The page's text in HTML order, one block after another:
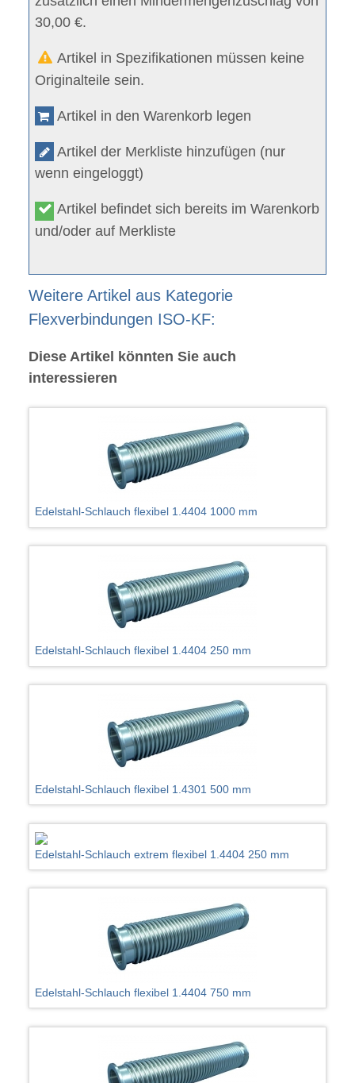
30,00 €.
Artikel in Spezifikationen müssen keine
Originalteile sein.
Artikel in den Warenkorb legen
Artikel der Merkliste hinzufügen (nur
wenn eingeloggt)
Artikel befindet sich bereits im Warenkorb
und/oder auf Merkliste
Weitere Artikel aus Kategorie
Flexverbindungen ISO-KF:
Diese Artikel könnten Sie auch
interessieren
Edelstahl-Schlauch flexibel 1.4404 1000 mm
Edelstahl-Schlauch flexibel 1.4404 250 mm
Edelstahl-Schlauch flexibel 1.4301 500 mm
Edelstahl-Schlauch extrem flexibel 1.4404 250 mm
Edelstahl-Schlauch flexibel 1.4404 750 mm